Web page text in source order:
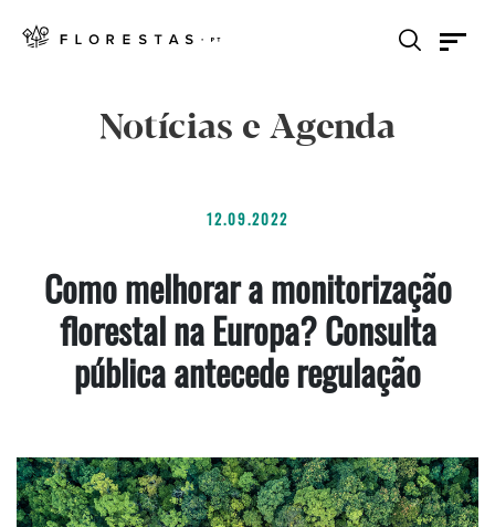
Notícias e Agenda
12.09.2022
Como melhorar a monitorização
florestal na Europa? Consulta
pública antecede regulação